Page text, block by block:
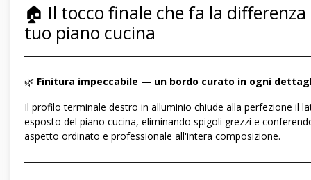
🏠 Il tocco finale che fa la differenza
tuo piano cucina
🌿 Finitura impeccabile — un bordo curato in ogni
Il profilo terminale destro in alluminio chiude alla perfezione il
esposto del piano cucina, eliminando spigoli grezzi e
aspetto ordinato e professionale all'intera composizione.